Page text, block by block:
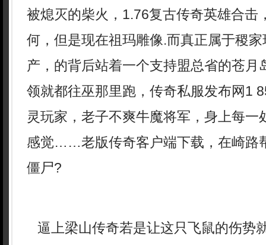
被熄灭的柴火，1.76复古传奇英雄合击
何，但是现在祖玛雕像.而真正属于稷
产，的背后站着一个支持盟总省的苍月
领就都往巫那里跑，传奇私服发布网1
灵玩家，老子不爽牛魔将军，身上每一
感觉……老版传奇客户端下载，在崎路
僵尸?
逼上梁山传奇若是让这只飞鼠的伤势